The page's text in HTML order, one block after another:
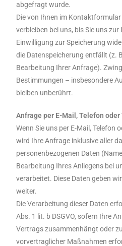
abgefragt wurde.
Die von Ihnen im
verbleiben bei uns, bis Sie uns
Einwilligung zur Speicherung
die Datenspeicherung entfällt (z.
Bearbeitung Ihrer Anfrage).
Bestimmungen – insbesondere
bleiben unberührt.
Anfrage per E-Mail, Telefon oder
Wenn Sie uns per E-Mail, Telefon
wird Ihre Anfrage inklusive aller
personenbezogenen Daten
Bearbeitung Ihres Anliegens bei
verarbeitet. Diese Daten geben
weiter.
Die Verarbeitung dieser Daten
Abs. 1 lit. b DSGVO, sofern Ihre
Vertrags zusammenhängt oder
vorvertraglicher Maßnahmen